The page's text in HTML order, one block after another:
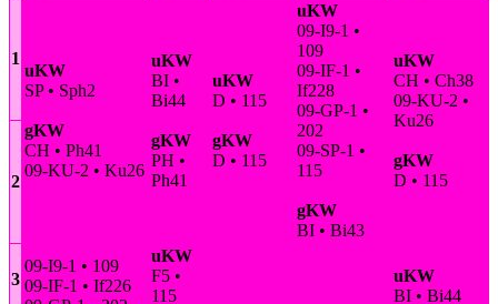
1
uKW
SP • Sph2
gKW
CH • Ph41
09-KU-2 • Ku26
uKW
BI •
Bi44
gKW
PH •
Ph41
uKW
D • 115
gKW
D • 115
uKW
09-I9-1 •
109
09-IF-1 •
If228
09-GP-1 •
202
09-SP-1 •
115
gKW
BI • Bi43
uKW
CH • Ch38
09-KU-2 •
Ku26
gKW
D • 115
2
3
09-I9-1 • 109
09-IF-1 • If226
uKW
F5 •
115
uKW
BI • Bi44